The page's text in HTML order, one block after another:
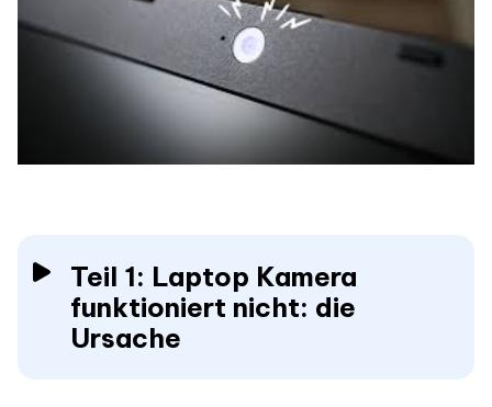
Teil 1: Laptop Kamera
funktioniert nicht: die
Ursache